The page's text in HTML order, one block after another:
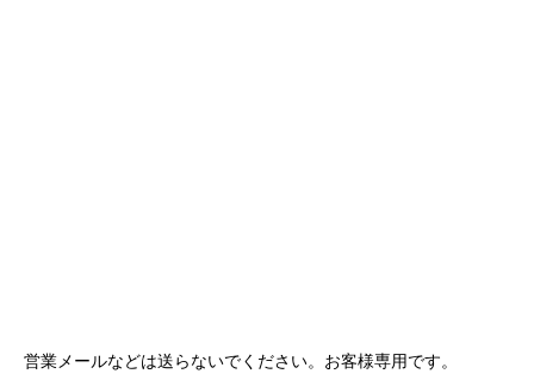
営業メールなどは送らないでください。お客様専用です。